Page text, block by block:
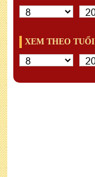
XEM THEO TUỔI